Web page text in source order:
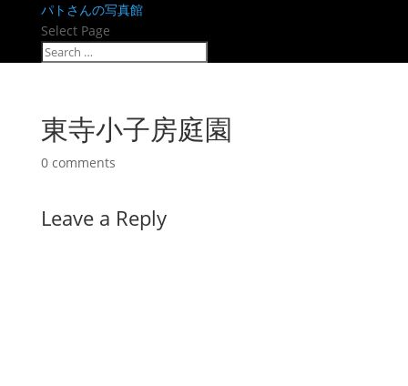
パトさんの写真館
Select Page
東寺小子房庭園
0 comments
Leave a Reply